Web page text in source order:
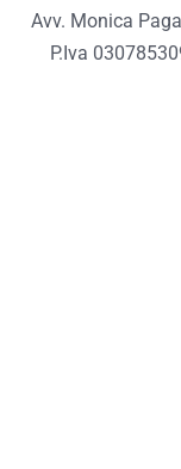
Avv. Monica
P.Iva